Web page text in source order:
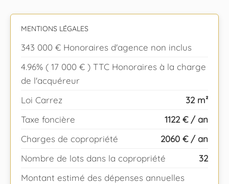
MENTIONS LÉGALES
343 000 € Honoraires d'agence non inclus
4.96% ( 17 000 € ) TTC Honoraires à la charge
de l'acquéreur
Loi Carrez
32 m²
Taxe foncière
1122 € / an
Charges de copropriété
2060 € / an
Nombre de lots dans la copropriété
32
Montant estimé des dépenses annuelles